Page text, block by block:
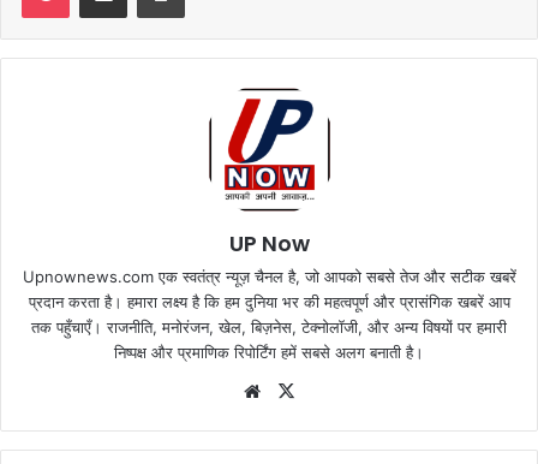
UP Now
Upnownews.com एक स्वतंत्र न्यूज़ चैनल है, जो आपको सबसे तेज और सटीक खबरें
प्रदान करता है। हमारा लक्ष्य है कि हम दुनिया भर की महत्वपूर्ण और प्रासंगिक खबरें आप
तक पहुँचाएँ। राजनीति, मनोरंजन, खेल, बिज़नेस, टेक्नोलॉजी, और अन्य विषयों पर हमारी
निष्पक्ष और प्रमाणिक रिपोर्टिंग हमें सबसे अलग बनाती है।
Website